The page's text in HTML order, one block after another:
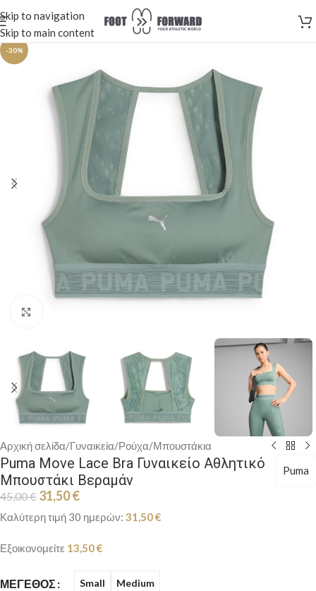
Skip to navigation
Skip to main content
-30%
Αρχική σελίδα/Γυναικεία/Ρούχα/Μπουστάκια
Puma Move Lace Bra Γυναικείο Αθλητικό
Μπουστάκι Βεραμάν
Puma
45,00€ 31,50€
Καλύτερη τιμή 30 ημερών: 31,50€
Εξοικονομείτε 13,50€
ΜΈΓΕΘΟΣ Small Medium